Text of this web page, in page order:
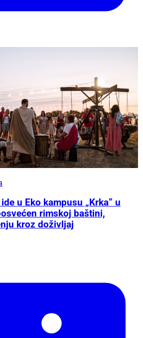
u Eko kampusu „Krka“ u
rimskoj baštini,
kroz doživljaj